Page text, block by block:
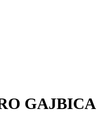
GAJBICA